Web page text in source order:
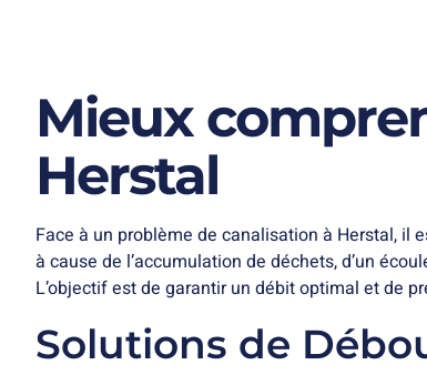
Mieux
Herstal
Face à un problème de canalisation à Herstal, il
à cause de l’accumulation de déchets, d’un
L’objectif est de garantir un débit optimal et de
Solutions de